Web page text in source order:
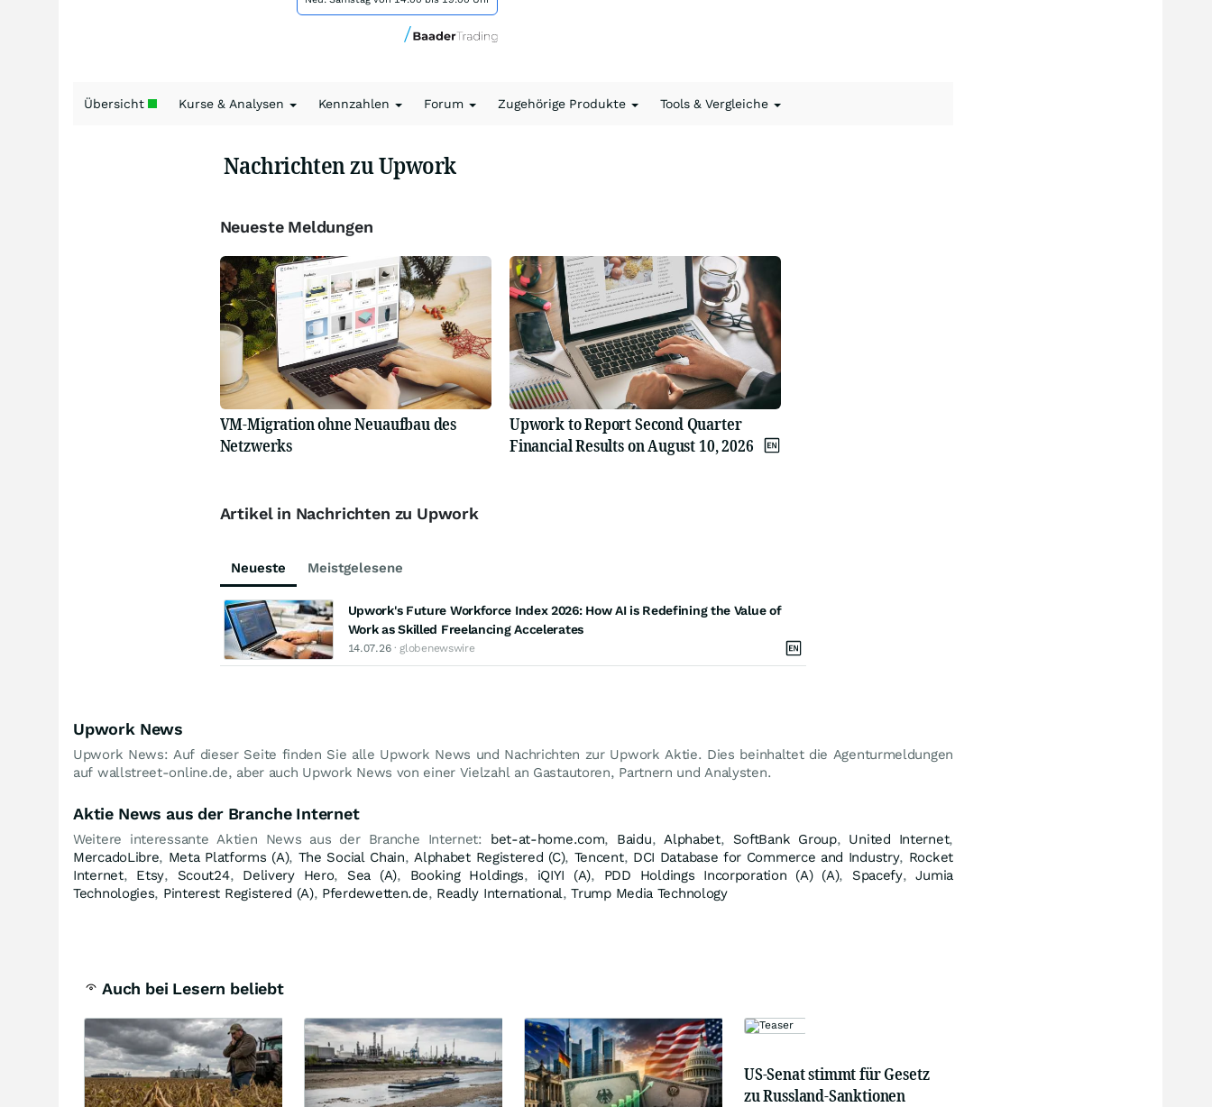
Übersicht Kurse & Analysen Kennzahlen Forum Zugehörige Produkte Tools & Vergleiche
Nachrichten zu Upwork
Neueste Meldungen
VM-Migration ohne Neuaufbau des
Netzwerks
Upwork to Report Second Quarter
Financial Results on August 10, 2026
Artikel in Nachrichten zu Upwork
Neueste Meistgelesene
Upwork's Future Workforce Index 2026: How AI is Redefining the Value of
Work as Skilled Freelancing Accelerates
14.07.26· globenewswire
Upwork News
Upwork News: Auf dieser Seite finden Sie alle Upwork News und Nachrichten zur Upwork Aktie. Dies beinhaltet die Agenturmeldungen
auf wallstreet-online.de, aber auch Upwork News von einer Vielzahl an Gastautoren, Partnern und Analysten.
Aktie News aus der Branche Internet
Weitere interessante Aktien News aus der Branche Internet: bet-at-home.com, Baidu,Alphabet, SoftBank Group, United Internet,
MercadoLibre, Meta Platforms (A), The Social Chain,Alphabet Registered (C), Tencent, DCI Database for Commerce and Industry, Rocket
Internet, Etsy, Scout24, Delivery Hero, Sea (A), Booking Holdings, iQIYI (A), PDD Holdings Incorporation (A) (A), Spacefy,Jumia
Technologies, Pinterest Registered (A), Pferdewetten.de, Readly International,Trump Media Technology
Auch bei Lesern beliebt
US-Senat stimmt für Gesetz
zu Russland-Sanktionen